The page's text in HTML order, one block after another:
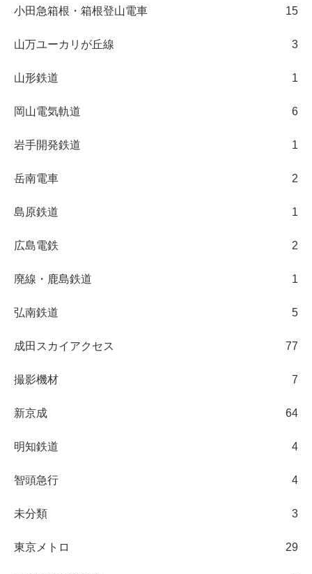
小田急箱根・箱根登山電車 15
山万ユーカリが丘線 3
山形鉄道 1
岡山電気軌道 6
岩手開発鉄道 1
岳南電車 2
島原鉄道 1
広島電鉄 2
廃線・鹿島鉄道 1
弘南鉄道 5
成田スカイアクセス 77
撮影機材 7
新京成 64
明知鉄道 4
智頭急行 4
未分類 3
東京メトロ 29